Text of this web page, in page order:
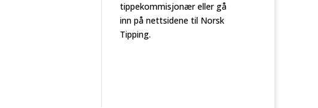
tippekommisjonær eller gå
inn på nettsidene til Norsk
Tipping.